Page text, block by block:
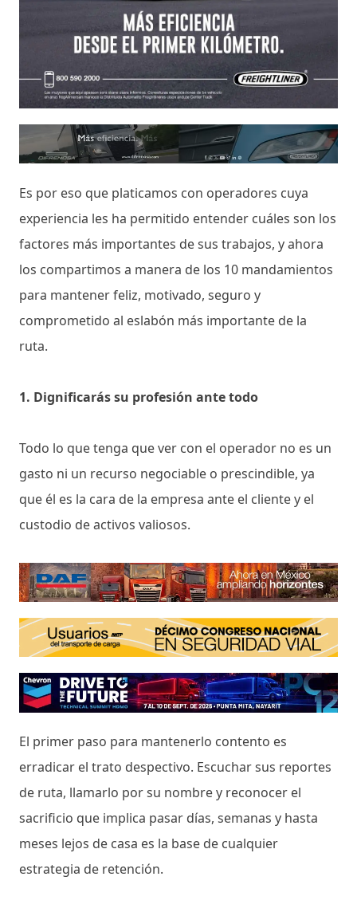
Es por eso que platicamos con operadores cuya
experiencia les ha permitido entender cuáles son los
factores más importantes de sus trabajos, y ahora
los compartimos a manera de los 10 mandamientos
para mantener feliz, motivado, seguro y
comprometido al eslabón más importante de la
ruta.
1. Dignificarás su profesión ante todo
Todo lo que tenga que ver con el operador no es un
gasto ni un recurso negociable o prescindible, ya
que él es la cara de la empresa ante el cliente y el
custodio de activos valiosos.
El primer paso para mantenerlo contento es
erradicar el trato despectivo. Escuchar sus reportes
de ruta, llamarlo por su nombre y reconocer el
sacrificio que implica pasar días, semanas y hasta
meses lejos de casa es la base de cualquier
estrategia de retención.